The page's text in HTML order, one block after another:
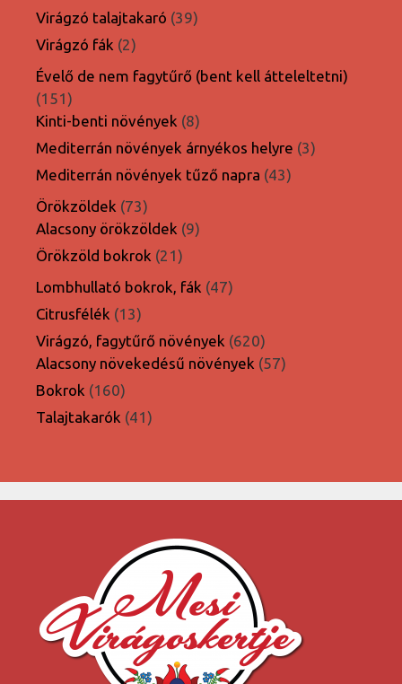
Virágzó talajtakaró 3939
Virágzó fák 22
termék
Évelő de nem fagytűrő (bent kell átteleltetni)
151151
termék
Kinti-benti növények 88
termék
Mediterrán növények árnyékos helyre 33
Mediterrán növények tűző napra 4343
Örökzöldek 7373
termék
Alacsony örökzöldek 99
Örökzöld bokrok 2121
termék
Lombhullató bokrok, fák 4747
Citrusfélék 1313
termék
Virágzó, fagytűrő növények 620620
termék
Alacsony növekedésű növények 5757
Bokrok 160160
termék
Talajtakarók 4141